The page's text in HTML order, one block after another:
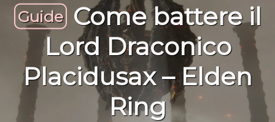
Guide
Come battere il
Lord Draconico
Placidusax – Elden
Ring